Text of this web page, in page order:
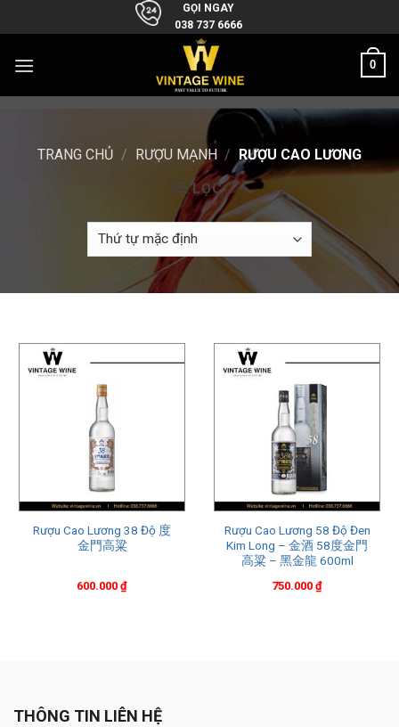
to
GỌI NGAY
038 737 6666
0
TRANG CHỦ / RƯỢU MẠNH / RƯỢU CAO LƯƠNG
LỌC
Rượu Cao Lương 38 Độ 度
金門高粱
600.000 ₫
Rượu Cao Lương 58 Độ Đen
Kim Long – 金酒 58度金門
高粱 – 黑金龍 600ml
750.000 ₫
THÔNG TIN LIÊN HỆ